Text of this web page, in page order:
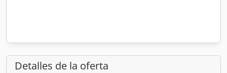
Detalles de la oferta